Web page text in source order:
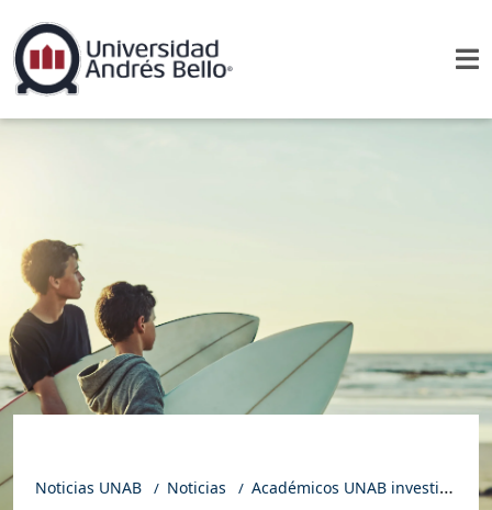
Noticias UNAB Noticias Académicos UNAB investigaron sobre la prevalencia del oído del surfista en deportistas acuáticos de la Región de Valparaíso